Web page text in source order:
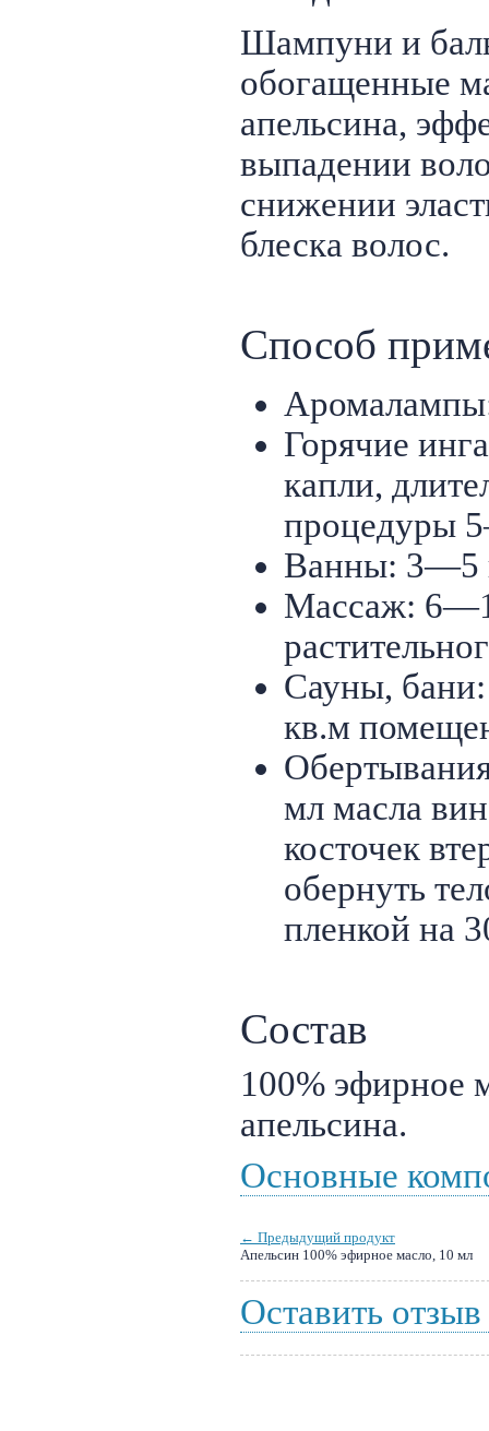
Шампуни и
обогащенные
апельсина,
выпадении
снижении
блеска волос.
Способ
Горячие
капли,
процедуры
Ванны: 3—5
Массаж:
Сауны,
кв.м
мл масла
косточек
обернуть
пленкой на
Состав
100% эфирное
апельсина.
Основные
← Предыдущий продукт
Апельсин 100% эфирное масло, 10 мл
Оставить